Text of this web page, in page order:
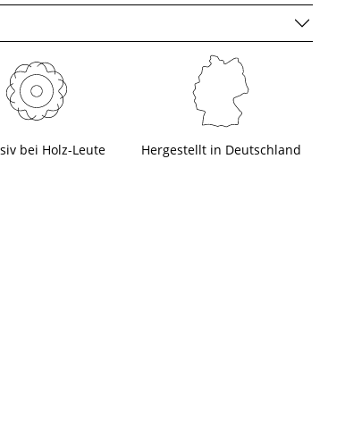
bei Holz-Leute Hergestellt in Deutschland